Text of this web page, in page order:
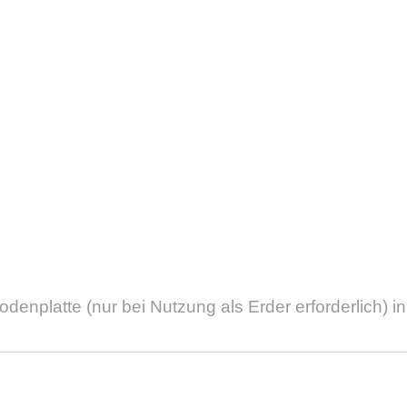
(nur bei Nutzung als Erder erforderlich)